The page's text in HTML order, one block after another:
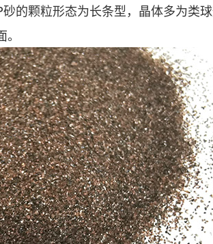
的颗粒形态为长条型，晶体多为类